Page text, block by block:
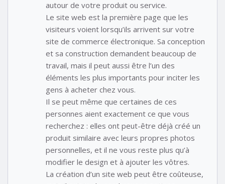
autour de votre produit ou service.
Le site web est la première page que les
visiteurs voient lorsqu’ils arrivent sur votre
site de commerce électronique. Sa conception
et sa construction demandent beaucoup de
travail, mais il peut aussi être l’un des
éléments les plus importants pour inciter les
gens à acheter chez vous.
Il se peut même que certaines de ces
personnes aient exactement ce que vous
recherchez : elles ont peut-être déjà créé un
produit similaire avec leurs propres photos
personnelles, et il ne vous reste plus qu’à
modifier le design et à ajouter les vôtres.
La création d’un site web peut être coûteuse,